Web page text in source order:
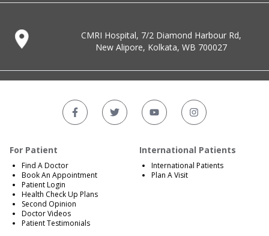
CMRI Hospital, 7/2 Diamond Harbour Rd,
New Alipore, Kolkata, WB 700027
For Patient
Find A Doctor
Book An Appointment
Patient Login
Health Check Up Plans
Second Opinion
Doctor Videos
Patient Testimonials
International Patients
International Patients
Plan A Visit